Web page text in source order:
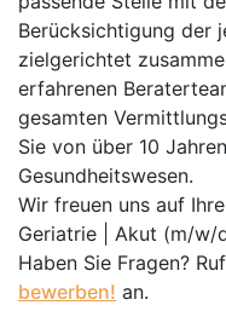
Berücksichtigung der
zielgerichtet
erfahrenen
gesamten
Sie von über 10
Gesundheitswesen.
Wir freuen uns auf
Geriatrie | Akut (m/w/
Haben Sie Fragen?
bewerben! an.